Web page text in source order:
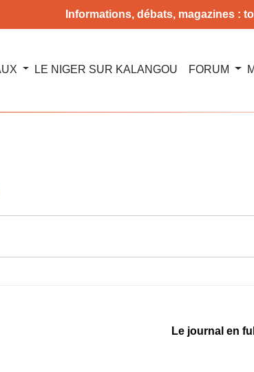
Informations, débats, magazines :
LE NIGER SUR KALANGOU FORUM
Le journal en